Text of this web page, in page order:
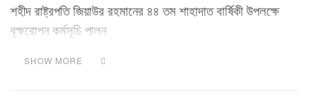
শহীদ রাষ্ট্রপতি জিয়াউর রহমানের ৪৪ তম শাহাদাত বার্ষিকী উপলক্ষে
বৃক্ষরোপন কর্মসূচি পালন
SHOW MORE